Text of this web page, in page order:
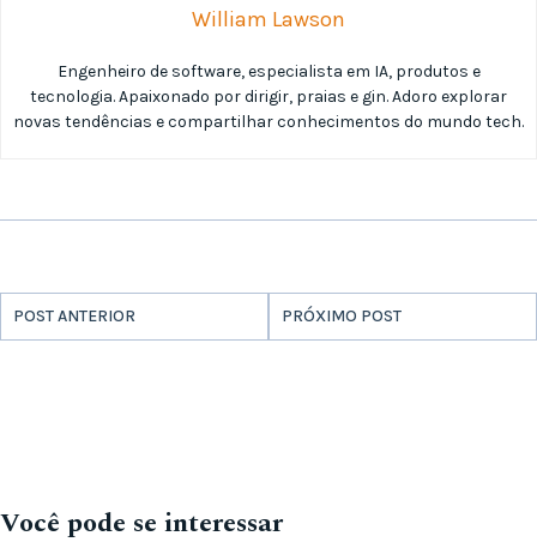
William Lawson
Engenheiro de software, especialista em IA, produtos e
tecnologia. Apaixonado por dirigir, praias e gin. Adoro explorar
novas tendências e compartilhar conhecimentos do mundo tech.
POST ANTERIOR PRÓXIMO POST
Você pode se interessar